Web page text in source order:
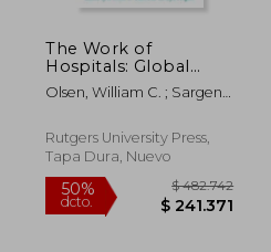
The Work of
Hospitals: Global
Medicine in Local
Cultures (en Inglés)
Olsen, William C. ; Sargent,
Rutgers University Press,
Tapa Dura, Nuevo